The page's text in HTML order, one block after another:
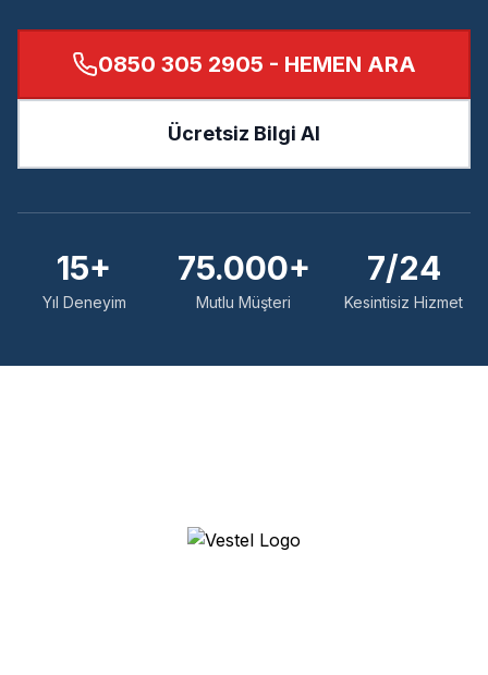
0850 305 2905 - HEMEN ARA
Ücretsiz Bilgi Al
15+
Yıl Deneyim
75.000+
Mutlu Müşteri
7/24
Kesintisiz Hizmet